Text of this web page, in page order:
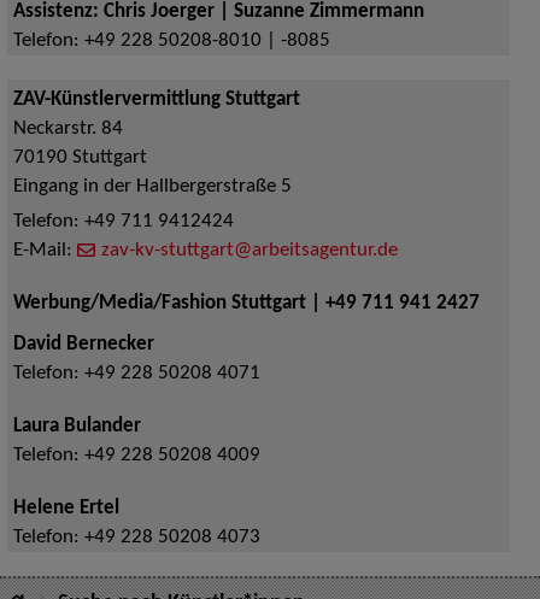
Assistenz: Chris Joerger | Suzanne Zimmermann
Telefon: +49 228 50208-8010 | -8085
ZAV-Künstlervermittlung Stuttgart
Neckarstr. 84
70190 Stuttgart
Eingang in der Hallbergerstraße 5
Telefon: +49 711 9412424
E-Mail:
zav-kv-stuttgart@arbeitsagentur.de
Werbung/Media/Fashion Stuttgart | +49 711 941 2427
David Bernecker
Telefon: +49 228 50208 4071
Laura Bulander
Telefon: +49 228 50208 4009
Helene Ertel
Telefon: +49 228 50208 4073